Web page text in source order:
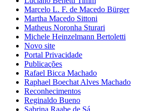
Marcelo L. F. de Macedo Bürger
Martha Macedo Sittoni
Matheus Noronha Sturari
Michele Heinzelmann Bertoletti
Novo site
Portal Privacidade
Publicações
Rafael Bicca Machado
Raphael Boechat Alves Machado
Reconhecimentos
Reginaldo Bueno
Sabrina Raabe de Sá